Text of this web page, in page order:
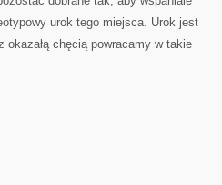
urok tego miejsca. Urok jest
chęcią powracamy w takie